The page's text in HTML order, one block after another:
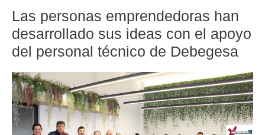
Las personas emprendedoras han
desarrollado sus ideas con el apoyo
del personal técnico de Debegesa